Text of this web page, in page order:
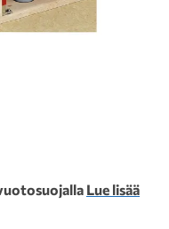
Lue lisää